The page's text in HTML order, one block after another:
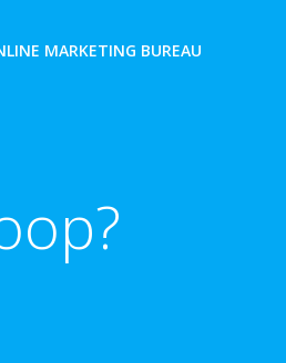
MARKETING BUREAU